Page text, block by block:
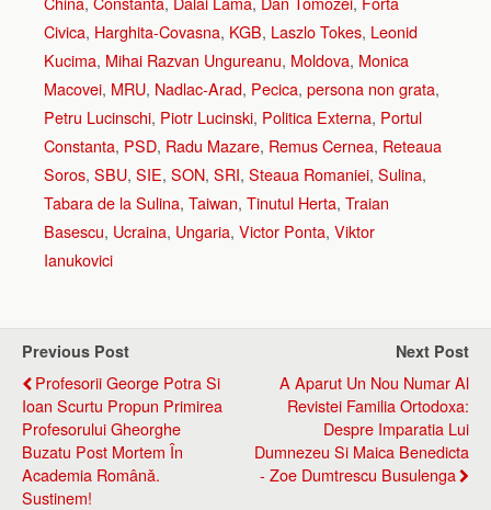
Civica, Harghita-Covasna, KGB, Laszlo Tokes, Leonid
Kucima, Mihai Razvan Ungureanu, Moldova, Monica
Macovei, MRU, Nadlac-Arad, Pecica, persona non grata,
Petru Lucinschi, Piotr Lucinski, Politica Externa, Portul
Constanta, PSD, Radu Mazare, Remus Cernea, Reteaua
Soros, SBU, SIE, SON, SRI, Steaua Romaniei, Sulina,
Tabara de la Sulina, Taiwan, Tinutul Herta, Traian
Basescu, Ucraina, Ungaria, Victor Ponta, Viktor
Ianukovici
Previous Post
Profesorii George Potra Si
Ioan Scurtu Propun Primirea
Profesorului Gheorghe
Buzatu Post Mortem În
Academia Românǎ.
Sustinem!
Next Post
A Aparut Un Nou Numar Al
Revistei Familia Ortodoxa:
Despre Imparatia Lui
Dumnezeu Si Maica Benedicta
- Zoe Dumtrescu Busulenga